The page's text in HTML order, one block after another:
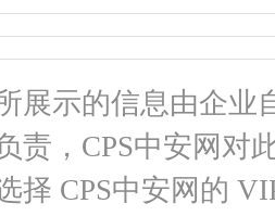
展示的信息由企业
责，CPS中安网对
择 CPS中安网的